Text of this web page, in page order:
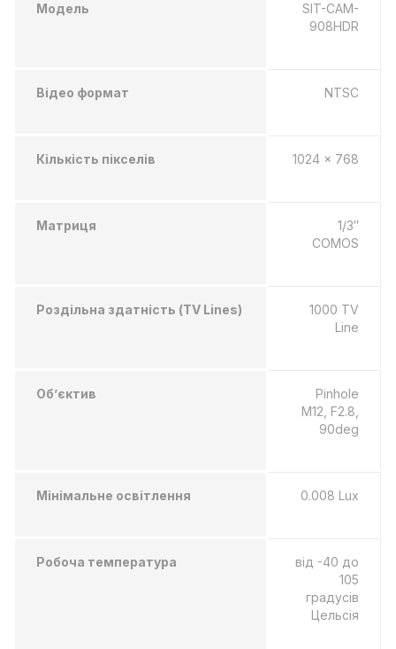
Модель
SIT-CAM-
908HDR
Відео формат NTSC
Кількість пікселів 1024 x 768
Матриця
1/3″
COMOS
Роздільна здатність (TV Lines)
1000 TV
Line
Об’єктив
Pinhole
M12, F2.8,
90deg
Мінімальне освітлення 0.008 Lux
Робоча температура
від -40 до
105
градусів
Цельсія